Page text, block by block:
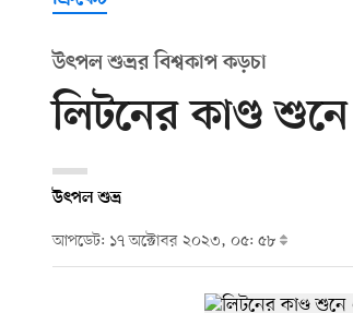
উৎপল শুভ্রর বিশ্বকাপ কড়চা
লিটনের কাণ্ড
উৎপল শুভ্র
আপডেট: ১৭ অক্টোবর ২০২৩, ০৫: ৫৮